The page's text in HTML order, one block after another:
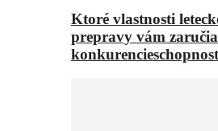
Ktoré vlastnosti
prepravy vám zaručia